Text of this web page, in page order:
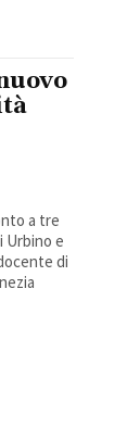
a tre
Urbino e
di